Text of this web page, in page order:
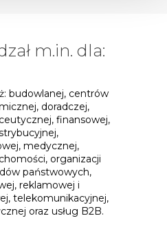
m.in. dla:
budowlanej, centrów
doradczej,
finansowej,
medycznej,
organizacji
państwowych,
reklamowej i
telekomunikacyjnej,
oraz usług B2B.